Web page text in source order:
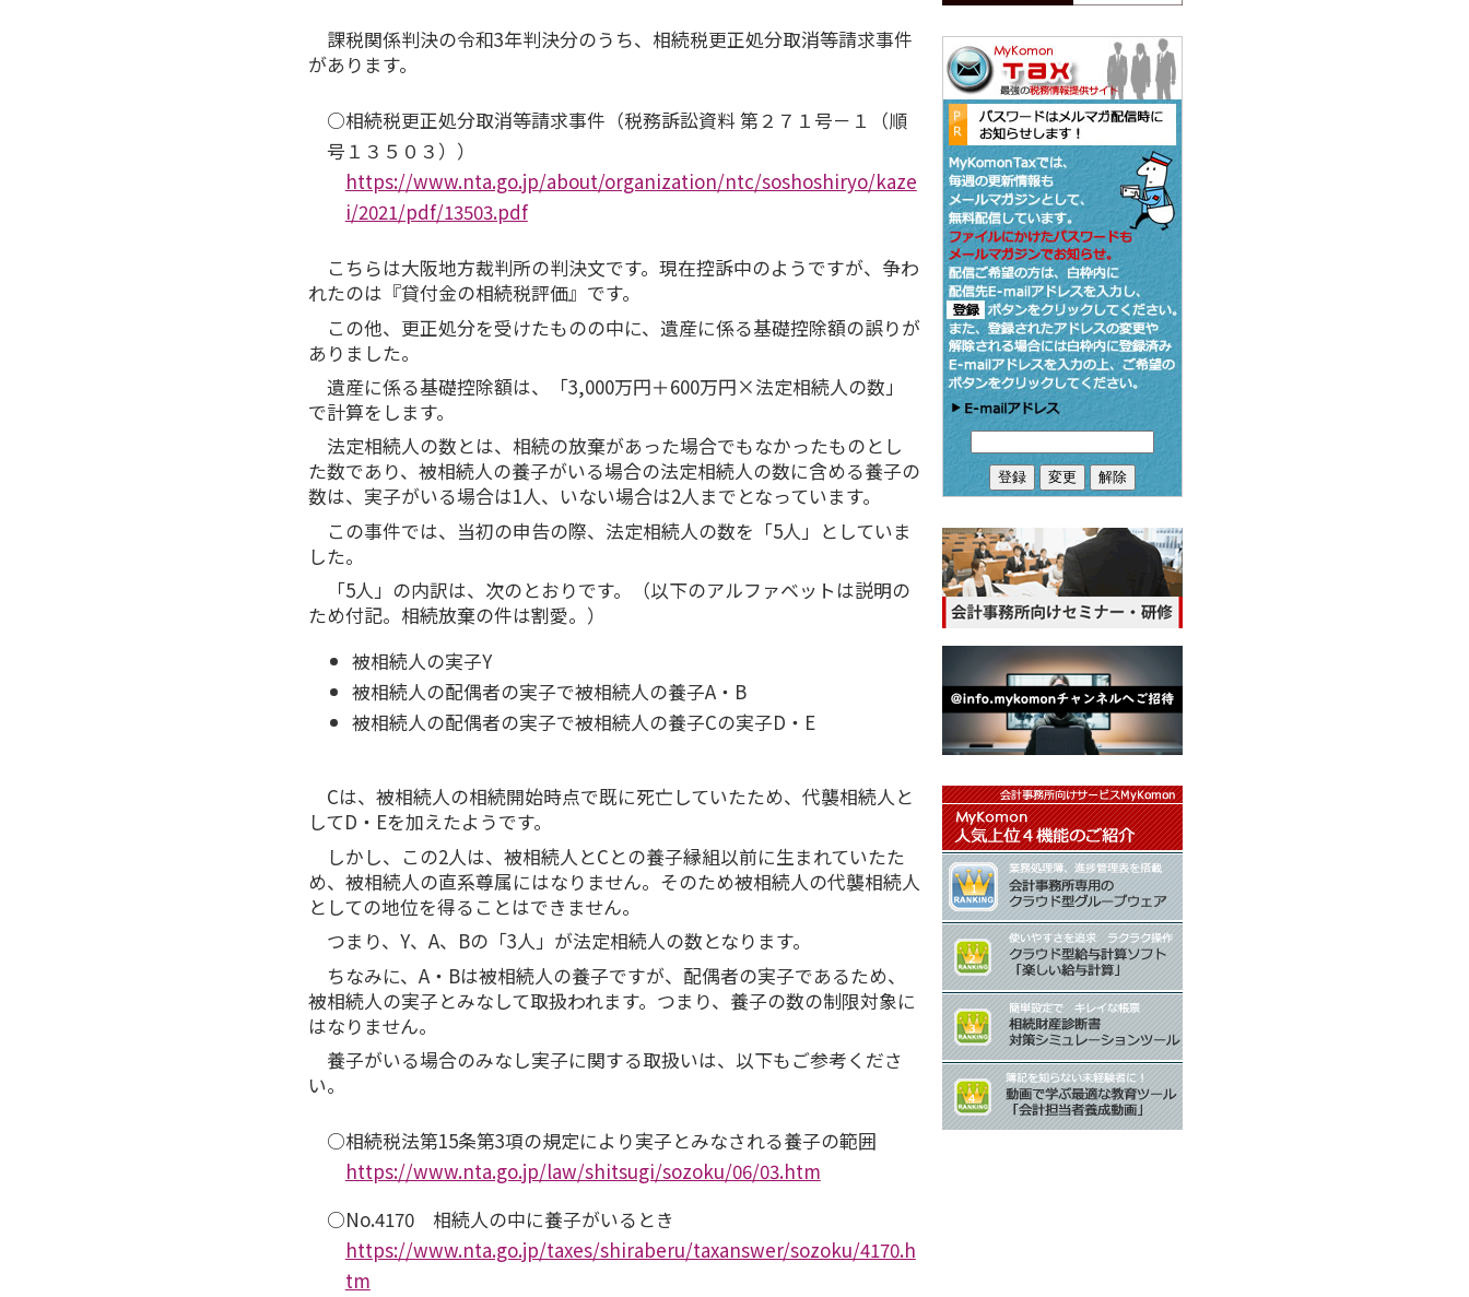
課税関係判決の令和3年判決分のうち、相続税更正処分取消等請求事件
があります。
○相続税更正処分取消等請求事件（税務訴訟資料 第２７１号－１（順
号１３５０３））
https://www.nta.go.jp/about/organization/ntc/soshoshiryo/kaze
i/2021/pdf/13503.pdf
こちらは大阪地方裁判所の判決文です。現在控訴中のようですが、争わ
れたのは『貸付金の相続税評価』です。
この他、更正処分を受けたものの中に、遺産に係る基礎控除額の誤りが
ありました。
遺産に係る基礎控除額は、「3,000万円＋600万円×法定相続人の数」
で計算をします。
法定相続人の数とは、相続の放棄があった場合でもなかったものとし
た数であり、被相続人の養子がいる場合の法定相続人の数に含める養子の
数は、実子がいる場合は1人、いない場合は2人までとなっています。
この事件では、当初の申告の際、法定相続人の数を「5人」としていま
した。
「5人」の内訳は、次のとおりです。（以下のアルファベットは説明の
ため付記。相続放棄の件は割愛。）
被相続人の実子Y
被相続人の配偶者の実子で被相続人の養子A・B
被相続人の配偶者の実子で被相続人の養子Cの実子D・E
Cは、被相続人の相続開始時点で既に死亡していたため、代襲相続人と
してD・Eを加えたようです。
しかし、この2人は、被相続人とCとの養子縁組以前に生まれていたた
め、被相続人の直系尊属にはなりません。そのため被相続人の代襲相続人
としての地位を得ることはできません。
つまり、Y、A、Bの「3人」が法定相続人の数となります。
ちなみに、A・Bは被相続人の養子ですが、配偶者の実子であるため、
被相続人の実子とみなして取扱われます。つまり、養子の数の制限対象に
はなりません。
養子がいる場合のみなし実子に関する取扱いは、以下もご参考くださ
い。
○相続税法第15条第3項の規定により実子とみなされる養子の範囲
https://www.nta.go.jp/law/shitsugi/sozoku/06/03.htm
○No.4170 相続人の中に養子がいるとき
https://www.nta.go.jp/taxes/shiraberu/taxanswer/sozoku/4170.h
tm